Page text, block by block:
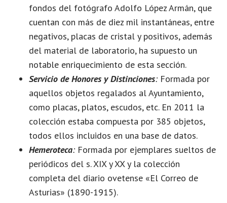
fondos del fotógrafo Adolfo López Armán, que
cuentan con más de diez mil instantáneas, entre
negativos, placas de cristal y positivos, además
del material de laboratorio, ha supuesto un
notable enriquecimiento de esta sección.
Servicio de Honores y Distinciones: Formada por
aquellos objetos regalados al Ayuntamiento,
como placas, platos, escudos, etc. En 2011 la
colección estaba compuesta por 385 objetos,
todos ellos incluidos en una base de datos.
Hemeroteca: Formada por ejemplares sueltos de
periódicos del s. XIX y XX y la colección
completa del diario ovetense «El Correo de
Asturias» (1890-1915).